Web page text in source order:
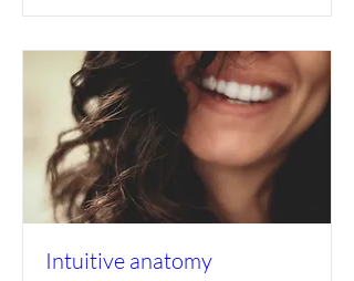
Intuitive anatomy